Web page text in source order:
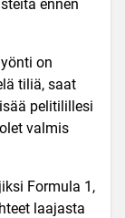
ennen
on
tiliä, saat
pelitilillesi
valmis
Formula 1,
laajasta